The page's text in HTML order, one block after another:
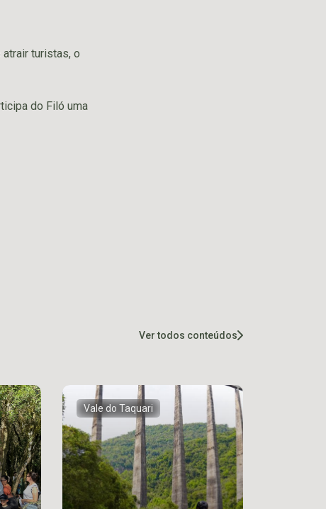
turistas, o
do Filó uma
Ver todos conteúdos
Vale do Taquari